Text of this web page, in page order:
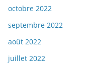
octobre 2022
septembre 2022
août 2022
juillet 2022